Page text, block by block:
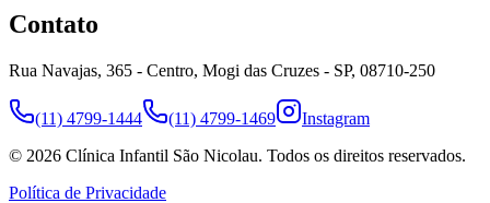
Contato
Rua Navajas, 365 - Centro, Mogi das Cruzes - SP, 08710-250
(11) 4799-1444 (11) 4799-1469
Instagram
© 2026 Clínica Infantil São Nicolau. Todos os direitos reservados.
Política de Privacidade